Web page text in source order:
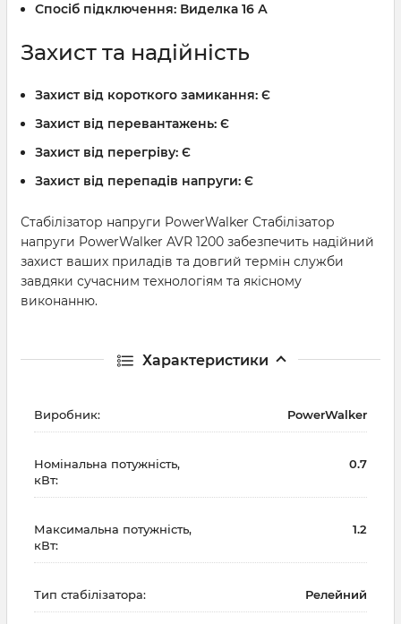
Спосіб підключення: Виделка 16 А
Захист та надійність
Захист від короткого замикання: Є
Захист від перевантажень: Є
Захист від перегріву: Є
Захист від перепадів напруги: Є
Стабілізатор напруги PowerWalker Стабілізатор
напруги PowerWalker AVR 1200 забезпечить надійний
захист ваших приладів та довгий термін служби
завдяки сучасним технологіям та якісному
виконанню.
Характеристики
Виробник: PowerWalker
Номінальна потужність,
кВт:
0.7
Максимальна потужність,
кВт:
1.2
Тип стабілізатора: Релейний